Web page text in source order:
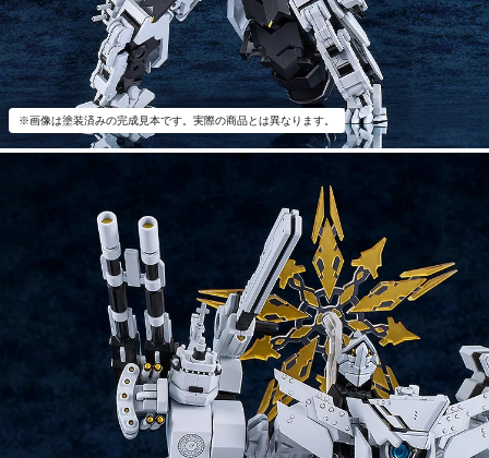
※画像は塗装済みの完成見本です。実際の商品とは異なります。